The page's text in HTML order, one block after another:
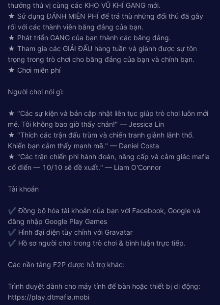
thưởng thú vị cùng các KHO VŨ KHÍ GANG mới.
★ Sử dụng ĐÁNH MIỄN PHÍ để trả thù những đối thủ đã gây
rối với các thành viên băng đảng của bạn.
★ Phát triển GANG của bạn thành các băng đảng.
★ Tham gia các GIẢI ĐẤU hàng tuần và giành được sự tôn
trọng trong trò chơi cho băng đảng của bạn và chính bạn.
★ Chơi miễn phí
Người chơi nói gì:
★ "Các sự kiện và bản cập nhật liên tục giúp trò chơi luôn mới
mẻ. Tôi không bao giờ thấy chán!" — Jessica Lin
★ "Thích các trận đấu trùm và chiến tranh giành lãnh thổ.
Khiến bạn cảm thấy mạnh mẽ." — Daniel Costa
★ "Các trận chiến phi hành đoàn, nâng cấp và cảm giác mafia
cổ điển — 10/10 sẽ đề xuất." — Liam O'Connor
Tài khoản
✔ Đồng bộ hóa tài khoản của bạn với Facebook, Google và
đăng nhập Google Play Games
✔ Hình đại diện tùy chỉnh với Gravatar
✔ Hồ sơ người chơi trong trò chơi & bình luận trực tiếp.
Các nền tảng F2P được hỗ trợ khác:
Trình duyệt dành cho máy tính để bàn hoặc thiết bị di động:
https://play.dtmafia.mobi